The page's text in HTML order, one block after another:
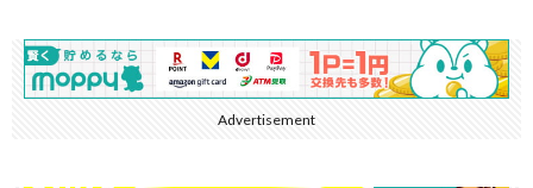
Advertisement